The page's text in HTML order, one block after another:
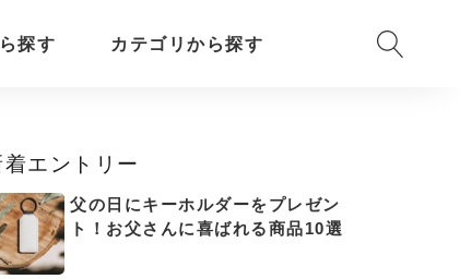
探す カテゴリから探す
着エントリー
父の日にキーホルダーをプレゼン
ト！お父さんに喜ばれる商品10選